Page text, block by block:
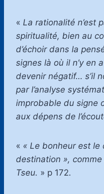
« La rationalité n’est
spiritualité, bien au
d’échoir dans la
signes là où il n’y en
devenir négatif… s’il
par l’analyse
improbable du signe
aux dépens de
« « Le bonheur est le
destination », comme
Tseu. » p 172.